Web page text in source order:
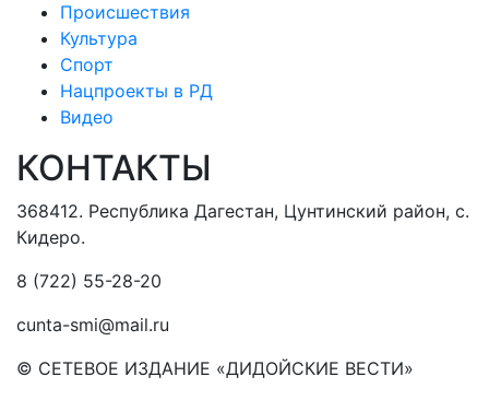
Происшествия
Культура
Спорт
Нацпроекты в РД
Видео
КОНТАКТЫ
368412. Республика Дагестан, Цунтинский район, с.
Кидеро.
8 (722) 55-28-20
сunta-smi@mail.ru
© СЕТЕВОЕ ИЗДАНИЕ «ДИДОЙСКИЕ ВЕСТИ»